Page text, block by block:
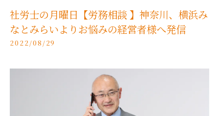
社労士の月曜日【労務相談 】神奈川、横浜み
なとみらいよりお悩みの経営者様へ発信
2022/08/29